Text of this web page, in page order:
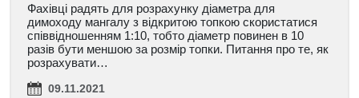
Фахівці радять для розрахунку діаметра для
димоходу мангалу з відкритою топкою скористатися
співвідношенням 1:10, тобто діаметр повинен в 10
разів бути меншою за розмір топки. Питання про те, як
розрахувати…
09.11.2021